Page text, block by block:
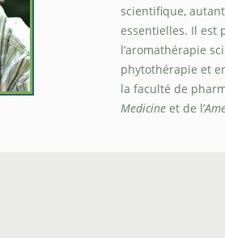
scientifique,
essentielles. Il est
l’aromathérapie
phytothérapie et
la faculté de
Medicineet de l’